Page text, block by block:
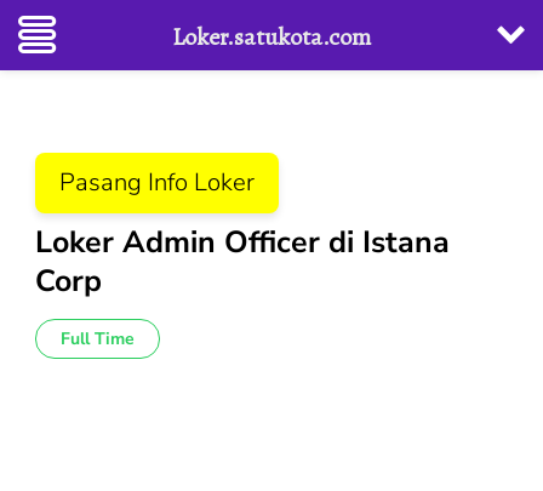
konten
(Tekan
Enter)
Pasang Info Loker
Loker Admin Officer di Istana
Corp
Full Time
Loker.satukota.com